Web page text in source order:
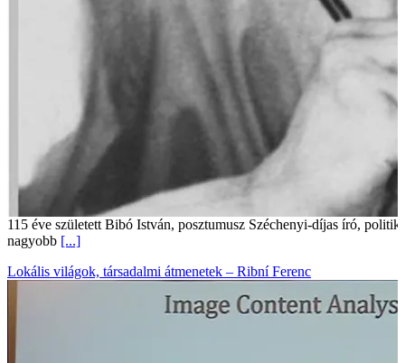
115 éve született Bibó István, posztumusz Széchenyi-díjas író,
nagyobb [...]
Lokális világok, társadalmi átmenetek – Ribní Ferenc